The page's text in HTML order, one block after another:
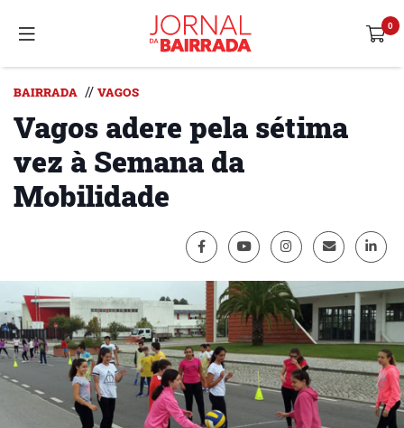
BAIRRADA // VAGOS
Vagos adere pela sétima
vez à Semana da
Mobilidade